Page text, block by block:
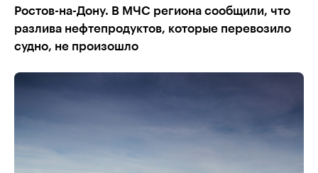
Ростов-на-Дону. В МЧС региона сообщили, что
разлива нефтепродуктов, которые перевозило
судно, не произошло